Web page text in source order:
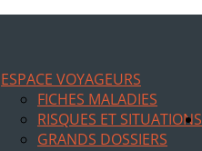
ESPACE VOYAGEURS
FICHES MALADIES
RISQUES ET SITUATIONS
GRANDS DOSSIERS